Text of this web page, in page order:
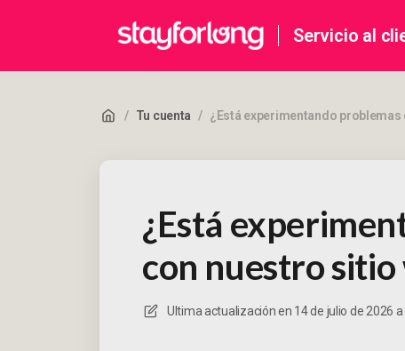
Servicio al
/ Tu cuenta / ¿Está experimentando
¿Está
con nuestro sitio
Ultima actualización en 14 de julio de 2026 a